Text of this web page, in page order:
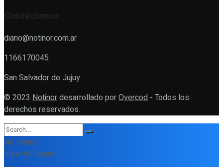
Contáctenos
diario@notinor.com.ar
1166170045
San Salvador de Jujuy
© 2023 Notinordesarrollado porOvercod - Todos los
derechos reservados.
No Result
View All Result